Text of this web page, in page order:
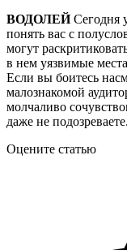
ВОДОЛЕЙСегодня
понять вас с
могут
в нем уязвимые
Если вы боитесь
малознакомой
молчаливо
даже не подозреваете.
Оцените статью